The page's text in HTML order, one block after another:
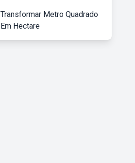
Transformar Metro Quadrado
Em Hectare